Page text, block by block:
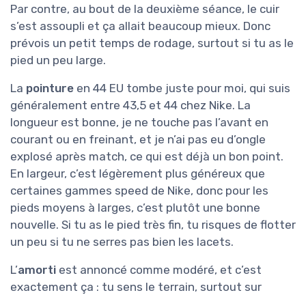
Par contre, au bout de la deuxième séance, le cuir
s’est assoupli et ça allait beaucoup mieux. Donc
prévois un petit temps de rodage, surtout si tu as le
pied un peu large.
La pointure en 44 EU tombe juste pour moi, qui suis
généralement entre 43,5 et 44 chez Nike. La
longueur est bonne, je ne touche pas l’avant en
courant ou en freinant, et je n’ai pas eu d’ongle
explosé après match, ce qui est déjà un bon point.
En largeur, c’est légèrement plus généreux que
certaines gammes speed de Nike, donc pour les
pieds moyens à larges, c’est plutôt une bonne
nouvelle. Si tu as le pied très fin, tu risques de flotter
un peu si tu ne serres pas bien les lacets.
L’amorti est annoncé comme modéré, et c’est
exactement ça : tu sens le terrain, surtout sur